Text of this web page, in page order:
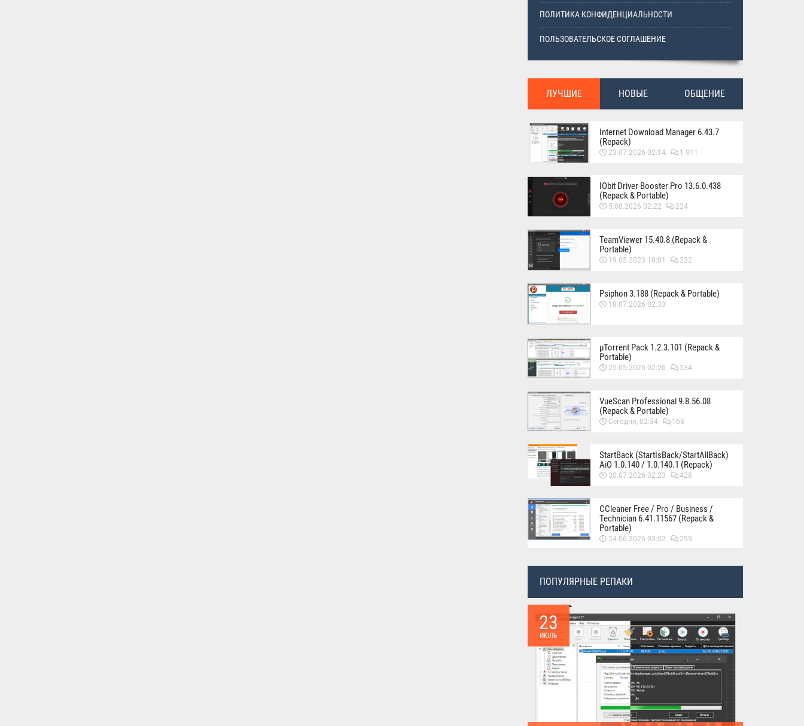
ПОЛИТИКА КОНФИДЕНЦИАЛЬНОСТИ
ПОЛЬЗОВАТЕЛЬСКОЕ СОГЛАШЕНИЕ
ЛУЧШИЕ НОВЫЕ ОБЩЕНИЕ
Internet Download Manager 6.43.7
(Repack)
23.07.2026 02:14 1 911
IObit Driver Booster Pro 13.6.0.438
(Repack & Portable)
5.08.2026 02:22 224
TeamViewer 15.40.8 (Repack &
Portable)
19.05.2023 18:01 232
Psiphon 3.188 (Repack & Portable)
18.07.2026 02:33
µTorrent Pack 1.2.3.101 (Repack &
Portable)
25.05.2026 02:26 534
VueScan Professional 9.8.56.08
(Repack & Portable)
Сегодня, 02:34 168
StartBack (StartIsBack/StartAllBack)
AiO 1.0.140 / 1.0.140.1 (Repack)
30.07.2026 02:23 428
CCleaner Free / Pro / Business /
Technician 6.41.11567 (Repack &
Portable)
24.06.2026 03:02 299
ПОПУЛЯРНЫЕ РЕПАКИ
23
ИЮЛЬ